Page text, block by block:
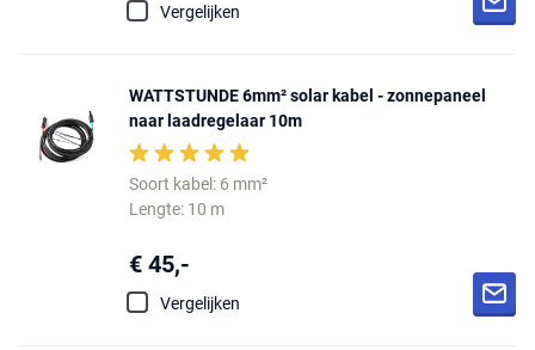
Vergelijken
WATTSTUNDE 6mm² solar kabel - zonnepaneel
naar laadregelaar 10m
Soort kabel: 6 mm²
Lengte: 10 m
€ 45,-
Vergelijken